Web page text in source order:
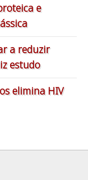
e
a reduzir
estudo
elimina HIV